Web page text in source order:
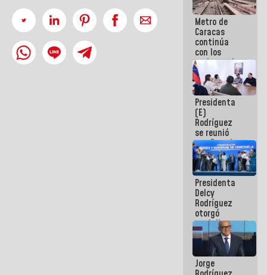
Metro de
Caracas
continúa
con los
trabajos de
mantenimiento
e inspección
en la Línea 2
Presidenta
(E)
Rodríguez
se reunió
con Estado
Mayor
Eléctrico
para
abordar
planes de
acción
Presidenta
Delcy
Rodríguez
otorgó
medalla
"Héroe de
Venezuela"
a servidores
públicos
Jorge